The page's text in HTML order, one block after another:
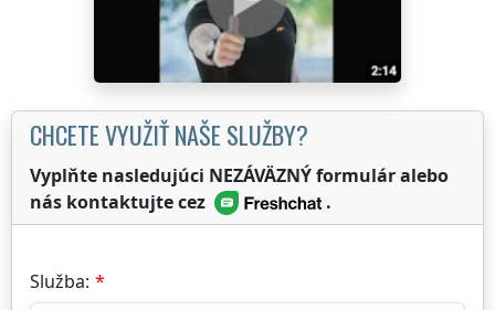
CHCETE VYUŽIŤ NAŠE SLUŽBY?
Vyplňte nasledujúci NEZÁVÄZNÝ formulár alebo
nás kontaktujte cez
.
Služba: